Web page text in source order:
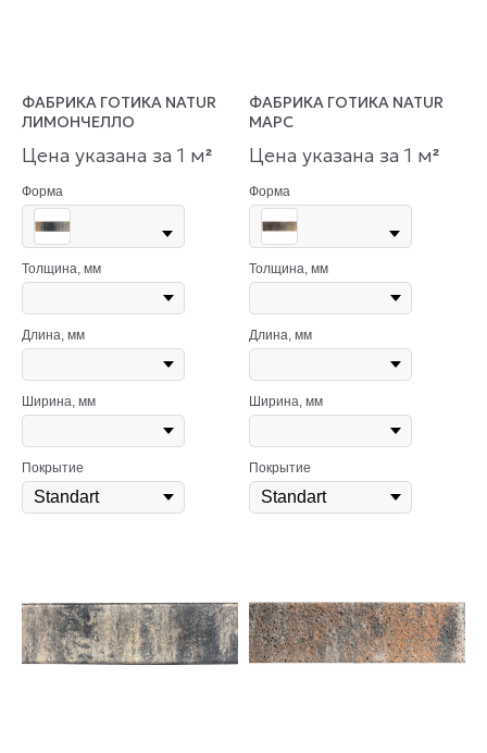
ФАБРИКА ГОТИКА NATUR
ЛИМОНЧЕЛЛО
Цена указана за 1 м²
Форма
Толщина, мм
Длина, мм
Ширина, мм
Покрытие
ФАБРИКА ГОТИКА NATUR
МАРС
Цена указана за 1 м²
Форма
Толщина, мм
Длина, мм
Ширина, мм
Покрытие